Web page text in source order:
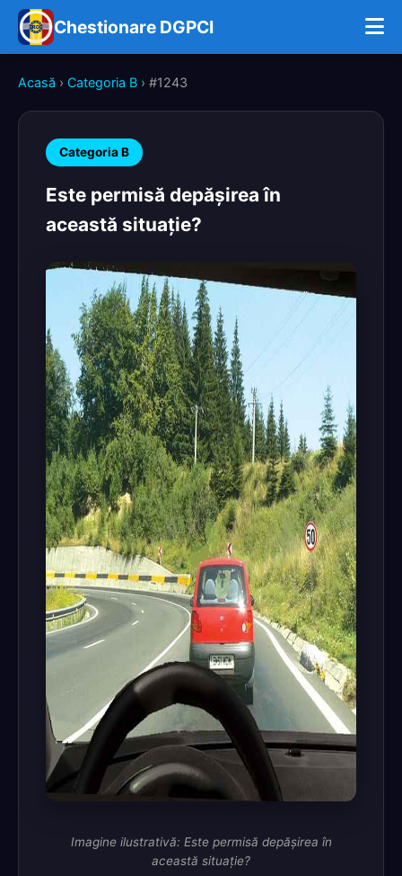
Chestionare DGPCI
Acasă › Categoria B › #1243
Categoria B
Este permisă depăşirea în
această situaţie?
Imagine ilustrativă: Este permisă depăşirea în
această situaţie?